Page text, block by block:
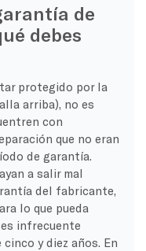
de
debes
protegido por la
arriba), no es
con
que no eran
de garantía.
a salir mal
del fabricante,
lo que pueda
es infrecuente
y diez años. En